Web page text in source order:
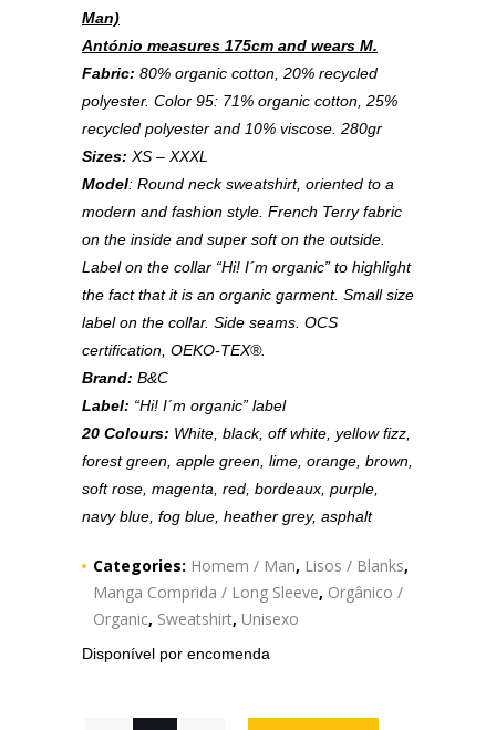
Man)
António measures 175cm and wears M.
Fabric: 80% organic cotton, 20% recycled
polyester. Color 95: 71% organic cotton, 25%
recycled polyester and 10% viscose. 280gr
Sizes: XS – XXXL
Model: Round neck sweatshirt, oriented to a
modern and fashion style. French Terry fabric
on the inside and super soft on the outside.
Label on the collar “Hi! I´m organic” to highlight
the fact that it is an organic garment. Small size
label on the collar. Side seams. OCS
certification, OEKO-TEX®.
Brand: B&C
Label: “Hi! I´m organic” label
20 Colours: White, black, off white, yellow fizz,
forest green, apple green, lime, orange, brown,
soft rose, magenta, red, bordeaux, purple,
navy blue, fog blue, heather grey, asphalt
Categories: Homem / Man, Lisos / Blanks,
Manga Comprida / Long Sleeve, Orgânico /
Organic, Sweatshirt, Unisexo
Disponível por encomenda